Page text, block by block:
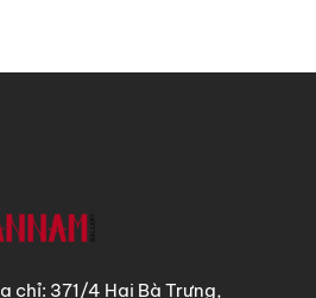
chỉ: 371/4 Hai Bà Trưng,